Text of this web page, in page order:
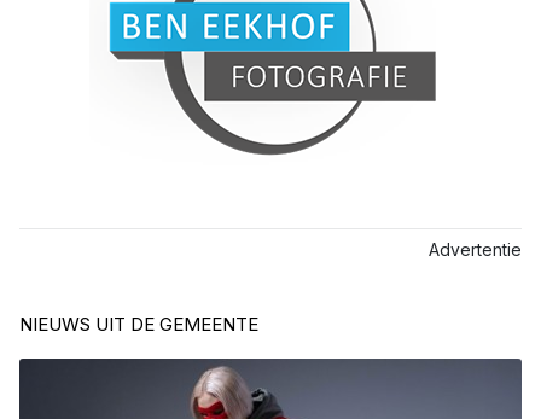
Advertentie
NIEUWS UIT DE GEMEENTE